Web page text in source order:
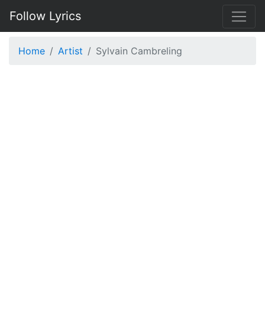
Follow Lyrics
Home Artist Sylvain Cambreling